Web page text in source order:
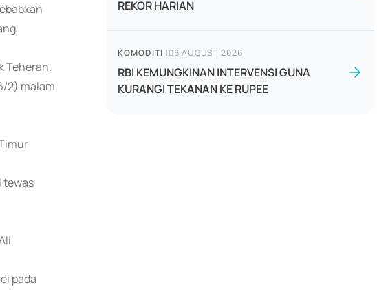
Teheran.
2) malam
tewas
pada
REKOR HARIAN
KOMODITI |06 AUGUST 2026
RBI KEMUNGKINAN INTERVENSI GUNA
KURANGI TEKANAN KE RUPEE